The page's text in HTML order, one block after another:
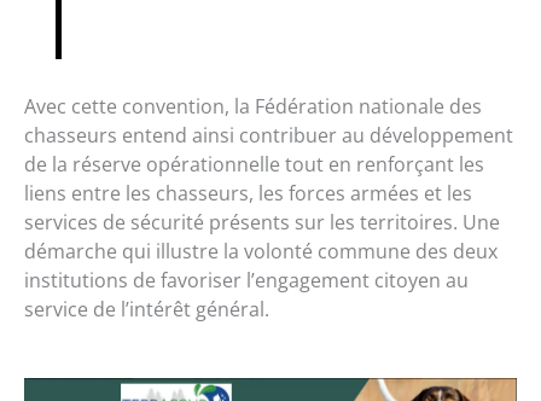
Avec cette convention, la Fédération nationale des
chasseurs entend ainsi contribuer au développement
de la réserve opérationnelle tout en renforçant les
liens entre les chasseurs, les forces armées et les
services de sécurité présents sur les territoires. Une
démarche qui illustre la volonté commune des deux
institutions de favoriser l’engagement citoyen au
service de l’intérêt général.